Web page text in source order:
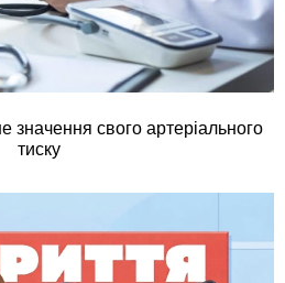
значення свого артеріального
тиску